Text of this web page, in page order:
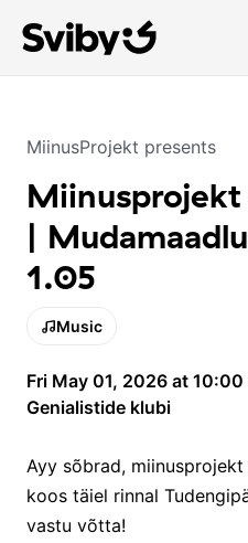
MiinusProjekt presents
|
1.05
Music
Fri May 01, 2026 at 10:00
Genialistide klubi
Ayy sõbrad,
koos täiel rinnal
vastu võtta!